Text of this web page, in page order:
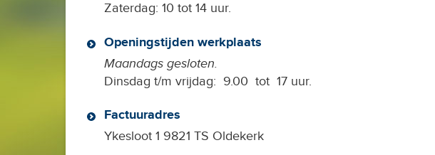
Zaterdag: 10 tot 14 uur.
Openingstijden werkplaats
Maandags gesloten.
Dinsdag t/m vrijdag: 9.00 tot 17 uur.
Factuuradres
Ykesloot 1 9821 TS Oldekerk